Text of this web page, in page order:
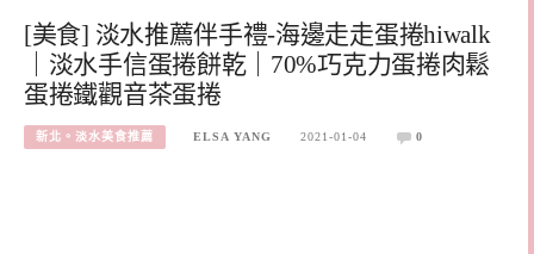
[美食] 淡水推薦伴手禮-海邊走走蛋捲hiwalk
｜淡水手信蛋捲餅乾｜70%巧克力蛋捲肉鬆
蛋捲鐵觀音茶蛋捲
新北。淡水美食推薦 ELSA YANG 2021-01-04 0